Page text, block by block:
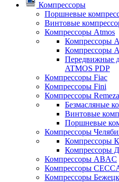
Компрессоры
Поршневые
Винтовые
Компрессоры Atmos
Компрессоры
Компрессоры
Передвижные
ATMOS PDP
Компрессоры Fiac
Компрессоры Fini
Компрессоры Remeza
Безмасляные
Винтовые
Поршневые
Компрессоры
Компрессоры
Компрессоры
Компрессоры ABAC
Компрессоры
Компрессоры